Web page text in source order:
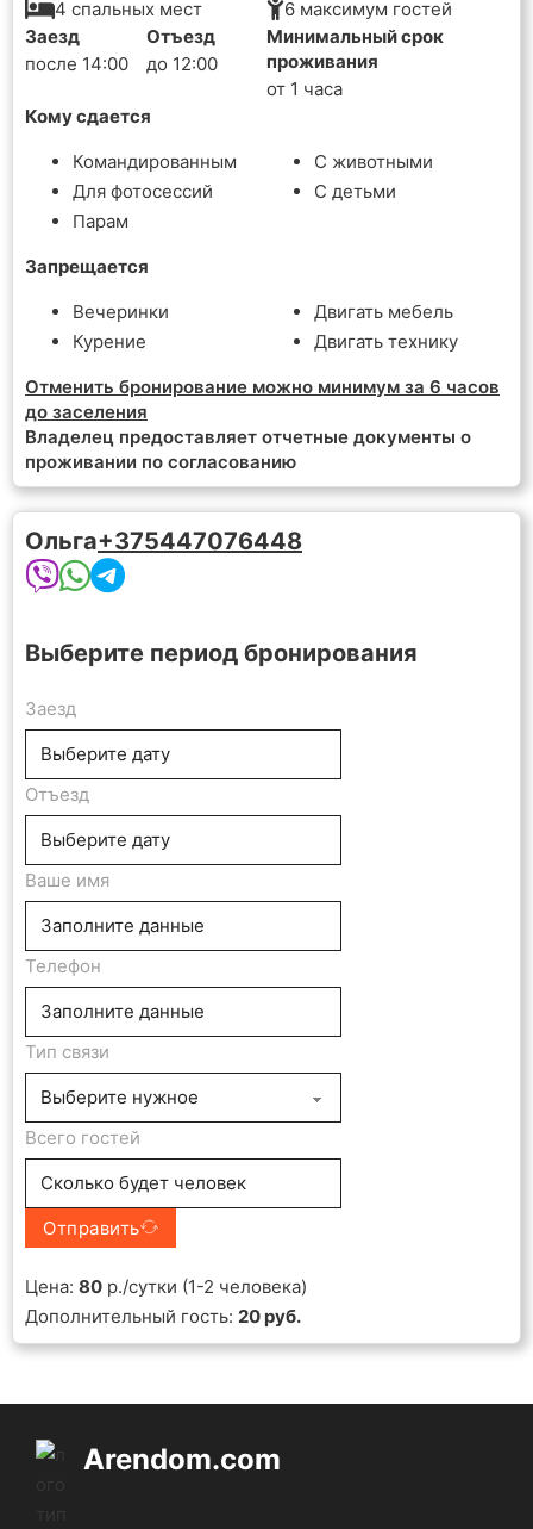
4 спальных мест
6 максимум гостей
Заезд
после 14:00
Отъезд
до 12:00
Минимальный срок
проживания
от 1 часа
Кому сдается
Командированным
Для фотосессий
Парам
С животными
С детьми
Запрещается
Вечеринки
Курение
Двигать мебель
Двигать технику
Отменить бронирование можно минимум за 6 часов
до заселения
Владелец предоставляет отчетные документы о
проживании по согласованию
Ольга+375447076448
Выберите период бронирования
Заезд
Отъезд
Ваше имя
Телефон
Тип связи
Всего гостей
Отправить
Цена: 80 р./сутки (1-2 человека)
Дополнительный гость: 20 руб.
Arendom.com